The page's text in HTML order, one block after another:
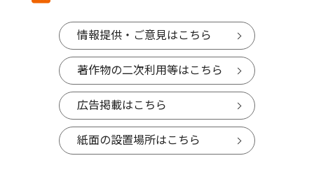
情報提供・ご意見はこちら
著作物の二次利用等はこちら
広告掲載はこちら
紙面の設置場所はこちら